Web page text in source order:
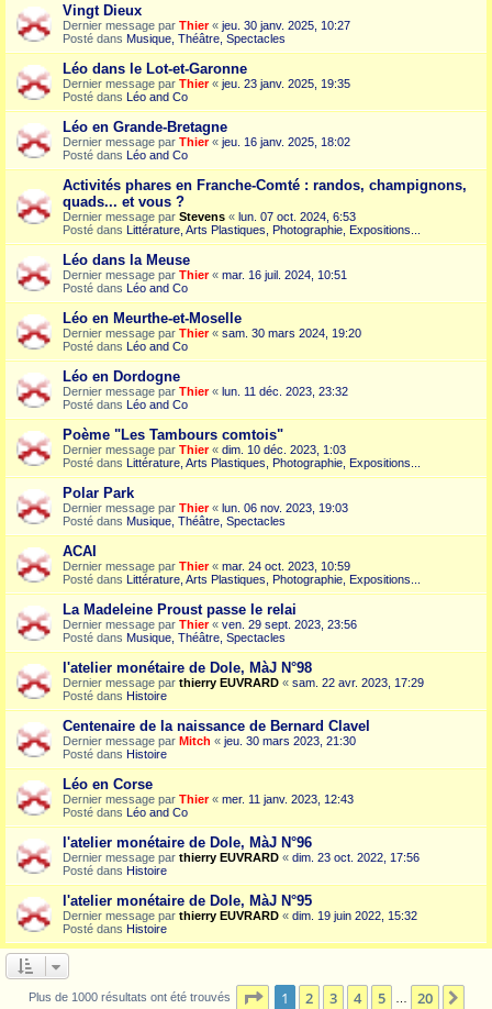
Vingt Dieux
Dernier message par Thier« jeu. 30 janv. 2025, 10:27
Posté dans Musique, Théâtre, Spectacles
Léo dans le Lot-et-Garonne
Dernier message par Thier« jeu. 23 janv. 2025, 19:35
Posté dans Léo and Co
Léo en Grande-Bretagne
Dernier message par Thier« jeu. 16 janv. 2025, 18:02
Posté dans Léo and Co
Activités phares en Franche-Comté : randos, champignons,
quads... et vous ?
Dernier message par Stevens « lun. 07 oct. 2024, 6:53
Posté dans Littérature, Arts Plastiques, Photographie, Expositions...
Léo dans la Meuse
Dernier message par Thier« mar. 16 juil. 2024, 10:51
Posté dans Léo and Co
Léo en Meurthe-et-Moselle
Dernier message par Thier« sam. 30 mars 2024, 19:20
Posté dans Léo and Co
Léo en Dordogne
Dernier message par Thier« lun. 11 déc. 2023, 23:32
Posté dans Léo and Co
Poème "Les Tambours comtois"
Dernier message par Thier« dim. 10 déc. 2023, 1:03
Posté dans Littérature, Arts Plastiques, Photographie, Expositions...
Polar Park
Dernier message par Thier« lun. 06 nov. 2023, 19:03
Posté dans Musique, Théâtre, Spectacles
ACAI
Dernier message par Thier« mar. 24 oct. 2023, 10:59
Posté dans Littérature, Arts Plastiques, Photographie, Expositions...
La Madeleine Proust passe le relai
Dernier message par Thier« ven. 29 sept. 2023, 23:56
Posté dans Musique, Théâtre, Spectacles
l'atelier monétaire de Dole, MàJ N°98
Dernier message par thierry EUVRARD « sam. 22 avr. 2023, 17:29
Posté dans Histoire
Centenaire de la naissance de Bernard Clavel
Dernier message par Mitch « jeu. 30 mars 2023, 21:30
Posté dans Histoire
Léo en Corse
Dernier message par Thier« mer. 11 janv. 2023, 12:43
Posté dans Léo and Co
l'atelier monétaire de Dole, MàJ N°96
Dernier message par thierry EUVRARD « dim. 23 oct. 2022, 17:56
Posté dans Histoire
l'atelier monétaire de Dole, MàJ N°95
Dernier message par thierry EUVRARD « dim. 19 juin 2022, 15:32
Posté dans Histoire
Plus de 1000 résultats ont été trouvés Page 1sur20
1 2 3 4 5 20